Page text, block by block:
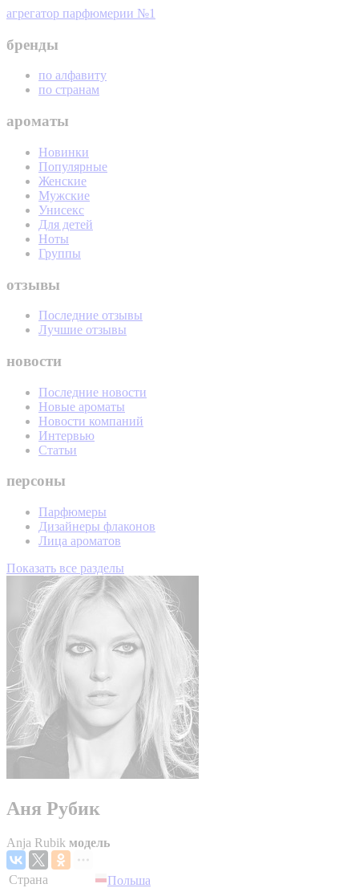
агрегатор парфюмерии №1
бренды
по алфавиту
по странам
ароматы
Новинки
Популярные
Женские
Мужские
Унисекс
Для детей
Ноты
Группы
отзывы
Последние отзывы
Лучшие отзывы
новости
Последние новости
Новые ароматы
Новости компаний
Интервью
Статьи
персоны
Парфюмеры
Дизайнеры флаконов
Лица ароматов
Показать все разделы
Аня Рубик
Anja Rubik модель
Страна
Польша